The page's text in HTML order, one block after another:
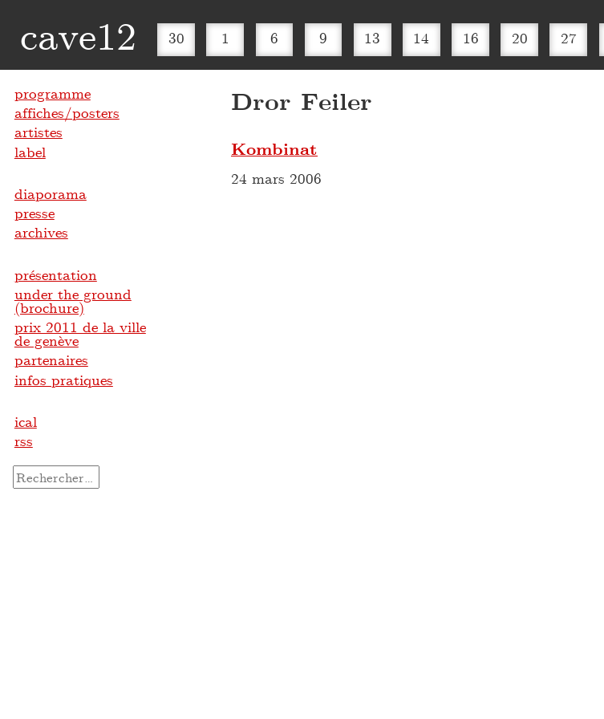
cave12 30 1 6 9 13 14 16 20 27
Dror Feiler
Kombinat
24 mars 2006
programme
affiches/posters
artistes
label
diaporama
presse
archives
présentation
under the ground
(brochure)
prix 2011 de la ville
de genève
partenaires
infos pratiques
ical
rss
Rechercher :